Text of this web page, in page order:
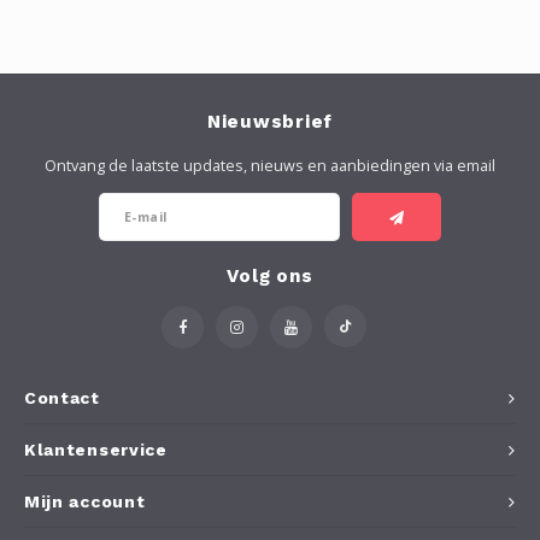
Contact
Nieuwsbrief
Ontvang de laatste updates, nieuws en aanbiedingen via email
Volg ons
Klantenservice
Mijn account